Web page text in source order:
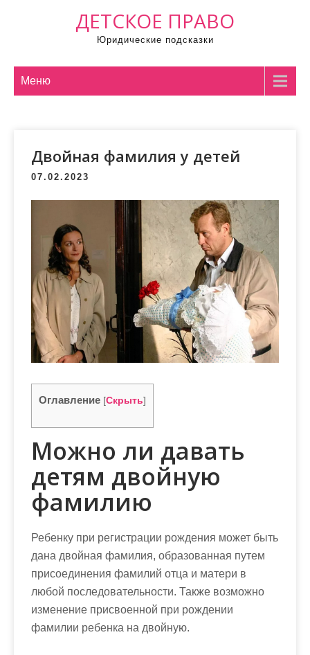
ДЕТСКОЕ ПРАВО
Юридические подсказки
Меню
Двойная фамилия у детей
07.02.2023
Оглавление [Скрыть]
Можно ли давать
детям двойную
фамилию
Ребенку при регистрации рождения может быть
дана двойная фамилия, образованная путем
присоединения фамилий отца и матери в
любой последовательности. Также возможно
изменение присвоенной при рождении
фамилии ребенка на двойную.